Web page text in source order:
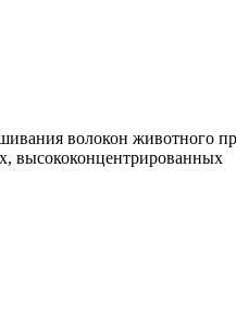
волокон животного
высококонцентрированных